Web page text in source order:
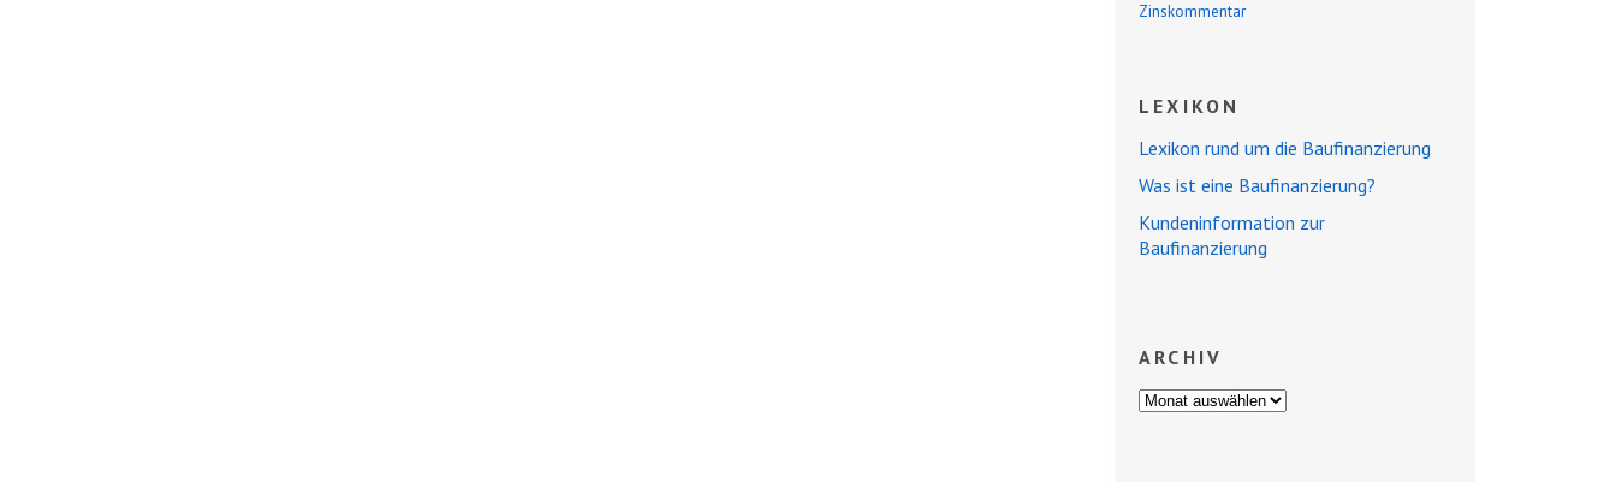
Zinskommentar
LEXIKON
Lexikon rund um die Baufinanzierung
Was ist eine Baufinanzierung?
Kundeninformation zur
Baufinanzierung
ARCHIV